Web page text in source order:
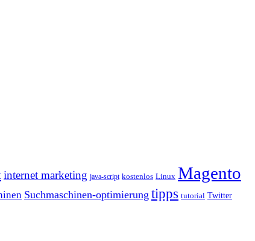
internet marketing java-script kostenlos Linux Magento
Suchmaschinen-optimierung tipps tutorial Twitter